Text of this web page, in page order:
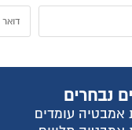
נבחרים
אמבטיה עומדים